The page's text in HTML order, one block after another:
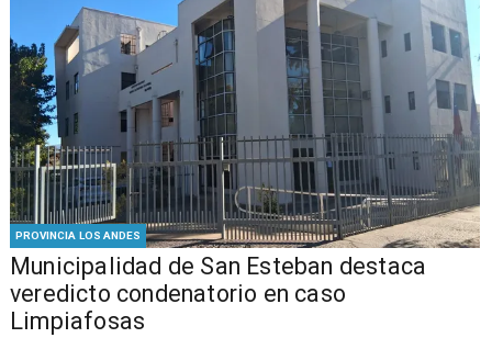
PROVINCIA LOS ANDES
Municipalidad de San Esteban destaca
veredicto condenatorio en caso
Limpiafosas